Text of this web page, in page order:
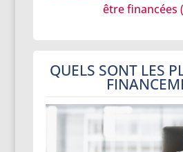
être financées
QUELS SONT LES